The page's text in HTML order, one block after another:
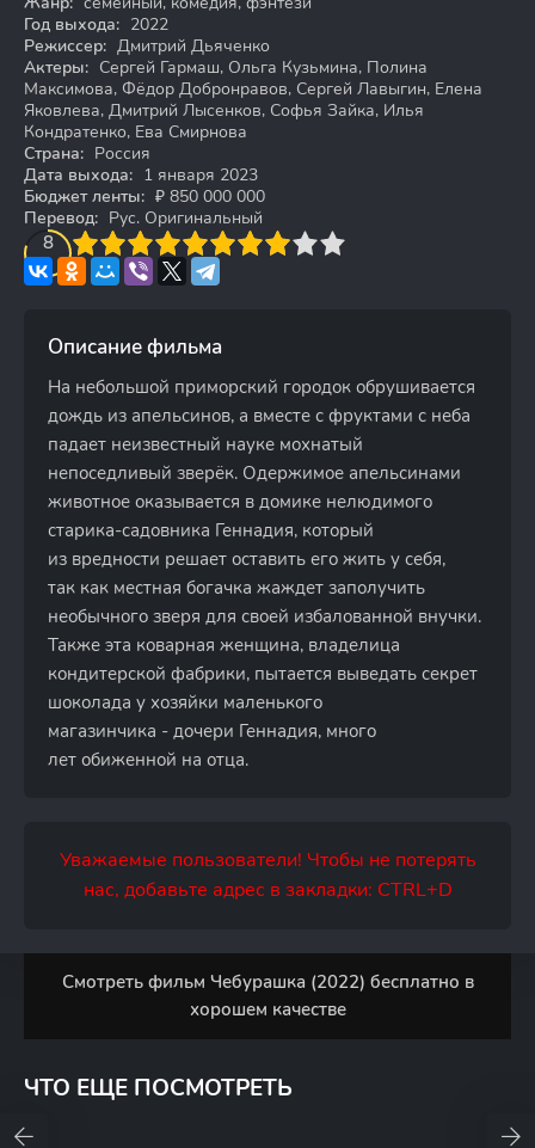
Год выхода: 2022
Режиссер: Дмитрий Дьяченко
Актеры: Сергей Гармаш, Ольга Кузьмина, Полина
Максимова, Фёдор Добронравов, Сергей Лавыгин, Елена
Яковлева, Дмитрий Лысенков, Софья Зайка, Илья
Кондратенко, Ева Смирнова
Страна: Россия
Дата выхода: 1 января 2023
Бюджет ленты: ₽ 850 000 000
Перевод: Рус. Оригинальный
8
4 5 6 7 8 9 10
Описание фильма
На небольшой приморский городок обрушивается
дождь из апельсинов, а вместе с фруктами с неба
падает неизвестный науке мохнатый
непоседливый зверёк. Одержимое апельсинами
животное оказывается в домике нелюдимого
старика-садовника Геннадия, который
из вредности решает оставить его жить у себя,
так как местная богачка жаждет заполучить
необычного зверя для своей избалованной внучки.
Также эта коварная женщина, владелица
кондитерской фабрики, пытается выведать секрет
шоколада у хозяйки маленького
магазинчика - дочери Геннадия, много
лет обиженной на отца.
Уважаемые пользователи! Чтобы не потерять
нас, добавьте адрес в закладки: CTRL+D
Смотреть фильм Чебурашка (2022) бесплатно в
хорошем качестве
ЧТО ЕЩЕ ПОСМОТРЕТЬ